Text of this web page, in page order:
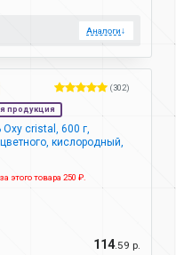
Аналоги↓
(302)
продукция
cristal, 600 г,
кислородный,
этого товара 250 ₽.
114.59 р.